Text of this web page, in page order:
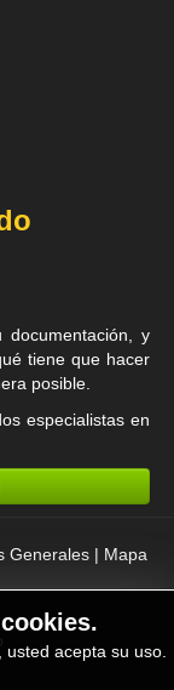
acepta su uso.
y
tiene que hacer
posible.
especialistas en
Generales| Mapa